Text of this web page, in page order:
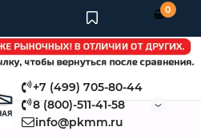
+7 (499) 705-80-44
8 (800)-511-41-58
info@pkmm.ru
0